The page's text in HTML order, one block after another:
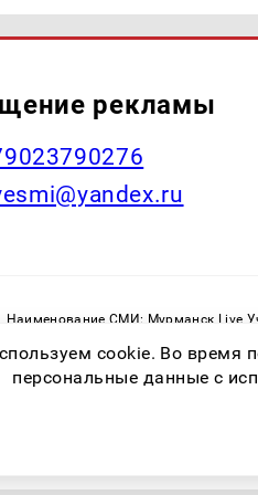
рекламы
Наименование СМИ: Мурманск Live
орган: Федеральная служба
cookie. Во время
персональные данные с